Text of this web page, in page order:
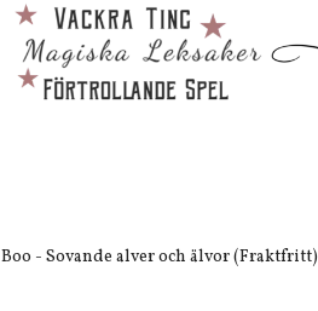
- Sovande alver och älvor (Fraktfritt)